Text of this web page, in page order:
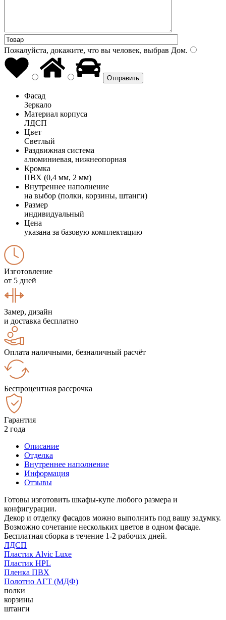
Пожалуйста, докажите, что вы человек, выбрав Дом.
Фасад
Зеркало
Материал корпуса
ЛДСП
Цвет
Светлый
Раздвижная система
алюминиевая, нижнеопорная
Кромка
ПВХ (0,4 мм, 2 мм)
Внутреннее наполнение
на выбор (полки, корзины, штанги)
Размер
индивидуальный
Цена
указана за базовую комплектацию
Изготовление
от 5 дней
Замер, дизайн
и доставка бесплатно
Оплата наличными, безналичный расчёт
Беспроцентная рассрочка
Гарантия
2 года
Описание
Отделка
Внутреннее наполнение
Информация
Отзывы
Готовы изготовить шкафы-купе любого размера и
конфигурации.
Декор и отделку фасадов можно выполнить под вашу задумку.
Возможно сочетание нескольких цветов в одном фасаде.
Бесплатная сборка в течение 1-2 рабочих дней.
ЛДСП
Пластик Alvic Luxe
Пластик HPL
Пленка ПВХ
Полотно АГТ (МДФ)
полки
корзины
штанги